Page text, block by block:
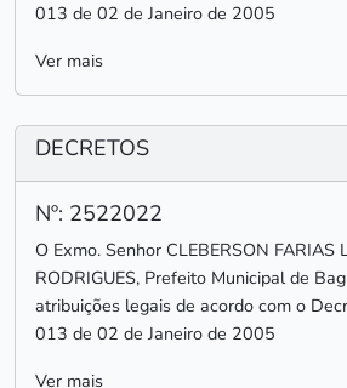
013 de 02 de Janeiro de 2005
Ver mais
DECRETOS
Nº: 2522022
O Exmo. Senhor CLEBERSON FARIAS
RODRIGUES, Prefeito Municipal de
atribuições legais de acordo com o
013 de 02 de Janeiro de 2005
Ver mais